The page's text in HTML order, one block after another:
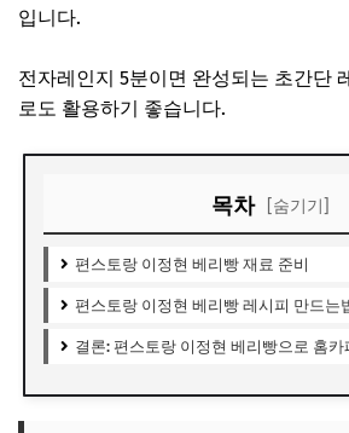
입니다.
전자레인지 5분이면 완성되는 초간단
로도 활용하기 좋습니다.
목차 [숨기기]
편스토랑 이정현 베리빵 재료 준비
편스토랑 이정현 베리빵 레시피 만드는
결론: 편스토랑 이정현 베리빵으로 홈카